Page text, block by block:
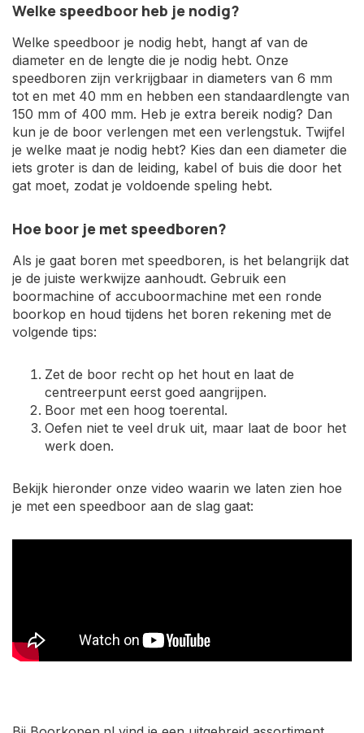
Welke speedboor heb je nodig?
Welke speedboor je nodig hebt, hangt af van de
diameter en de lengte die je nodig hebt. Onze
speedboren zijn verkrijgbaar in diameters van 6 mm
tot en met 40 mm en hebben een standaardlengte van
150 mm of 400 mm. Heb je extra bereik nodig? Dan
kun je de boor verlengen met een verlengstuk. Twijfel
je welke maat je nodig hebt? Kies dan een diameter die
iets groter is dan de leiding, kabel of buis die door het
gat moet, zodat je voldoende speling hebt.
Hoe boor je met speedboren?
Als je gaat boren met speedboren, is het belangrijk dat
je de juiste werkwijze aanhoudt. Gebruik een
boormachine of accuboormachine met een ronde
boorkop en houd tijdens het boren rekening met de
volgende tips:
Zet de boor recht op het hout en laat de
centreerpunt eerst goed aangrijpen.
Boor met een hoog toerental.
Oefen niet te veel druk uit, maar laat de boor het
werk doen.
Bekijk hieronder onze video waarin we laten zien hoe
je met een speedboor aan de slag gaat: